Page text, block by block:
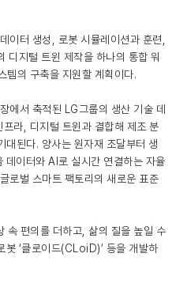
이터 생성, 로봇 시뮬레이션과 훈련,
디지털 트윈 제작을 하나의 통합 워
템의 구축을 지원할 계획이다.
에서 축적된 LG그룹의 생산 기술 데
라, 디지털 트윈과 결합해 제조 분
대된다. 양사는 원자재 조달부터 생
이터와 AI로 실시간 연결하는 자율
로벌 스마트 팩토리의 새로운 표준
편의를 더하고, 삶의 질을 높일 수
봇 ‘클로이드(CLoiD)’ 등을 개발하